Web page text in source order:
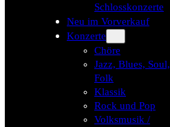
Schlosskonzerte
Neu im Vorverkauf
Konzerte
Chöre
Jazz, Blues, Soul,
Folk
Klassik
Rock und Pop
Volksmusik /